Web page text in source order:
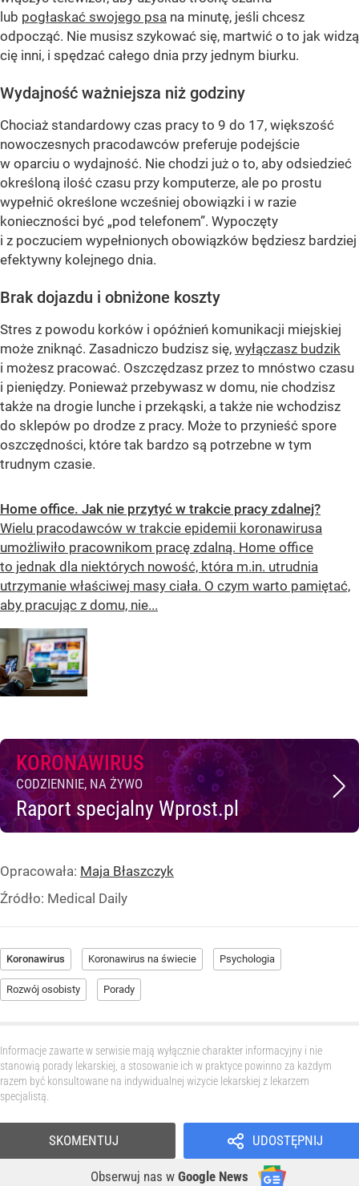
lub pogłaskać swojego psa na minutę, jeśli chcesz
odpocząć. Nie musisz szykować się, martwić o to jak widzą
cię inni, i spędzać całego dnia przy jednym biurku.
Wydajność ważniejsza niż godziny
Chociaż standardowy czas pracy to 9 do 17, większość
nowoczesnych pracodawców preferuje podejście
w oparciu o wydajność. Nie chodzi już o to, aby odsiedzieć
określoną ilość czasu przy komputerze, ale po prostu
wypełnić określone wcześniej obowiązki i w razie
konieczności być „pod telefonem”. Wypoczęty
i z poczuciem wypełnionych obowiązków będziesz bardziej
efektywny kolejnego dnia.
Brak dojazdu i obniżone koszty
Stres z powodu korków i opóźnień komunikacji miejskiej
może zniknąć. Zasadniczo budzisz się, wyłączasz budzik
i możesz pracować. Oszczędzasz przez to mnóstwo czasu
i pieniędzy. Ponieważ przebywasz w domu, nie chodzisz
także na drogie lunche i przekąski, a także nie wchodzisz
do sklepów po drodze z pracy. Może to przynieść spore
oszczędności, które tak bardzo są potrzebne w tym
trudnym czasie.
Home office. Jak nie przytyć w trakcie pracy zdalnej?
Wielu pracodawców w trakcie epidemii koronawirusa
umożliwiło pracownikom pracę zdalną. Home office
to jednak dla niektórych nowość, która m.in. utrudnia
utrzymanie właściwej masy ciała. O czym warto pamiętać,
aby pracując z domu, nie...
KORONAWIRUS
CODZIENNIE, NA ŻYWO
Raport specjalny Wprost.pl
Opracowała: Maja Błaszczyk
Źródło: Medical Daily
Koronawirus Koronawirus na świecie Psychologia
Rozwój osobisty Porady
Informacje zawarte w serwisie mają wyłącznie charakter informacyjny i nie
stanowią porady lekarskiej, a stosowanie ich w praktyce powinno za każdym
razem być konsultowane na indywidualnej wizycie lekarskiej z lekarzem
specjalistą.
UDOSTĘPNIJ
Obserwuj nas w Google News
SKOMENTUJ